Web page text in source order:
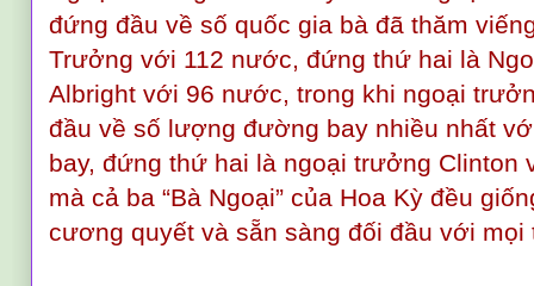
đứng đầu về số quốc gia bà đã thăm
Trưởng với 112 nước, đứng thứ hai là
Albright với 96 nước, trong khi ngoại
đầu về số lượng đường bay nhiều nhất
bay, đứng thứ hai là ngoại trưởng Clinton
mà cả ba “Bà Ngoại” của Hoa Kỳ đều
cương quyết và sẵn sàng đối đầu với mọi